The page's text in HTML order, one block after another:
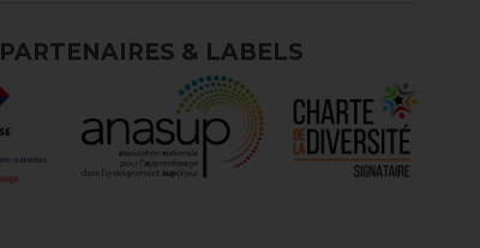
PARTENAIRES & LABELS